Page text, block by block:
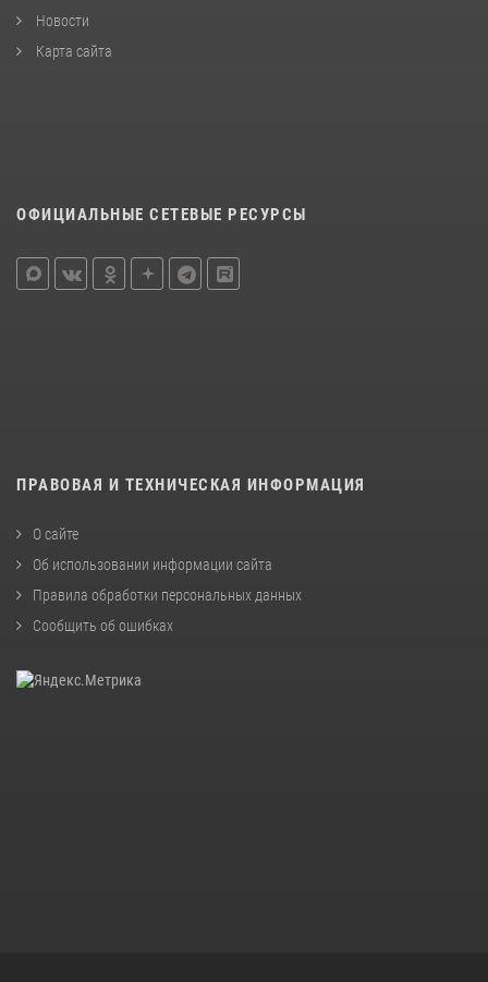
Новости
Карта сайта
ОФИЦИАЛЬНЫЕ СЕТЕВЫЕ РЕСУРСЫ
ПРАВОВАЯ И ТЕХНИЧЕСКАЯ ИНФОРМАЦИЯ
О сайте
Об использовании информации сайта
Правила обработки персональных данных
Сообщить об ошибках